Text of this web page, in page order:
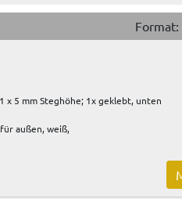
Format:
x 5 mm Steghöhe; 1x geklebt, unten
außen, weiß,